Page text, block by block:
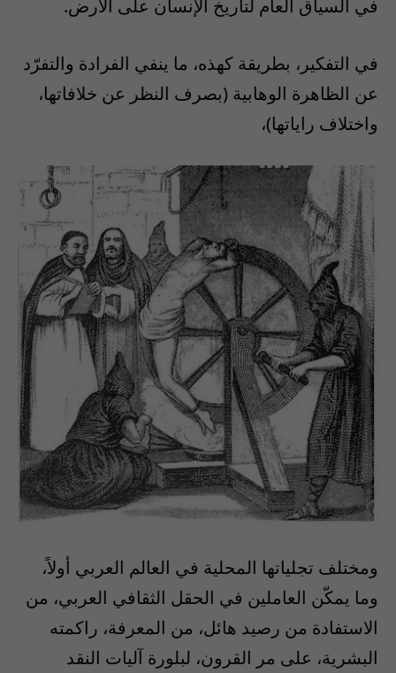
في السياق العام لتاريخ الإنسان على الأرض.
في التفكير، بطريقة كهذه، ما ينفي الفرادة والتفرّد
عن الظاهرة الوهابية (بصرف النظر عن خلافاتها،
واختلاف راياتها)،
ومختلف تجلياتها المحلية في العالم العربي أولاً،
وما يمكّن العاملين في الحقل الثقافي العربي، من
الاستفادة من رصيد هائل، من المعرفة، راكمته
البشرية، على مر القرون، لبلورة آليات النقد